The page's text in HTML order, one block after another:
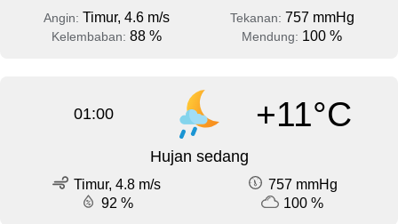
Angin: Timur, 4.6 m/s Tekanan: 757 mmHg
Kelembaban: 88 % Mendung: 100 %
01:00 +11°C
Hujan sedang
Timur, 4.8 m/s
757 mmHg
92 %
100 %